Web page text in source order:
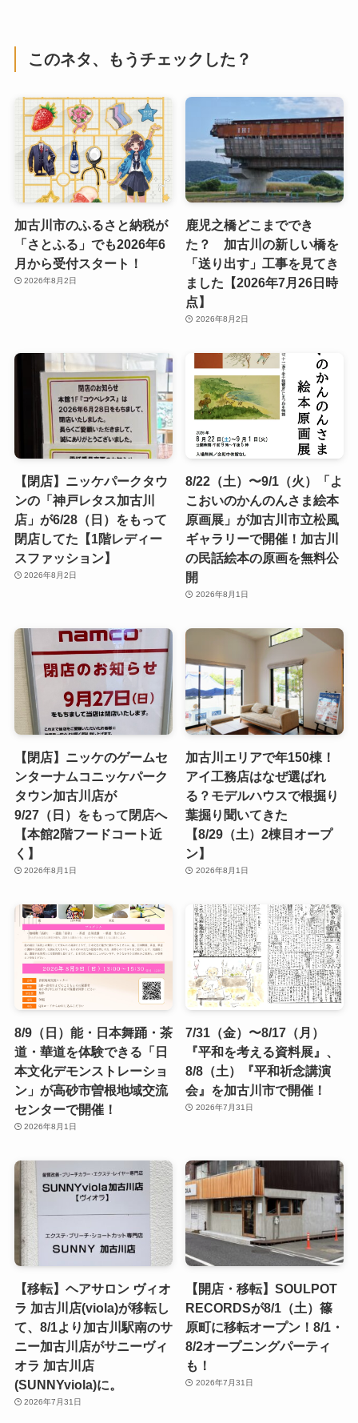
このネタ、もうチェックした？
加古川市のふるさと納税が
「さとふる」でも2026年6
月から受付スタート！
2026年8月2日
鹿児之橋どこまででき
た？ 加古川の新しい橋を
「送り出す」工事を見てき
ました【2026年7月26日時
点】
2026年8月2日
【閉店】ニッケパークタウ
ンの「神戸レタス加古川
店」が6/28（日）をもって
閉店してた【1階レディー
スファッション】
2026年8月2日
8/22（土）〜9/1（火）「よ
こおいのかんのんさま絵本
原画展」が加古川市立松風
ギャラリーで開催！加古川
の民話絵本の原画を無料公
開
2026年8月1日
【閉店】ニッケのゲームセ
ンターナムコニッケパーク
タウン加古川店が
9/27（日）をもって閉店へ
【本館2階フードコート近
く】
2026年8月1日
加古川エリアで年150棟！
アイ工務店はなぜ選ばれ
る？モデルハウスで根掘り
葉掘り聞いてきた
【8/29（土）2棟目オープ
ン】
2026年8月1日
8/9（日）能・日本舞踊・茶
道・華道を体験できる「日
本文化デモンストレーショ
ン」が高砂市曽根地域交流
センターで開催！
2026年8月1日
7/31（金）〜8/17（月）
『平和を考える資料展』、
8/8（土）『平和祈念講演
会』を加古川市で開催！
2026年7月31日
【移転】ヘアサロン ヴィオ
ラ 加古川店(viola)が移転し
て、8/1より加古川駅南のサ
ニー加古川店がサニーヴィ
オラ 加古川店
(SUNNYviola)に。
2026年7月31日
【開店・移転】SOULPOT
RECORDSが8/1（土）篠
原町に移転オープン！8/1・
8/2オープニングパーティ
も！
2026年7月31日